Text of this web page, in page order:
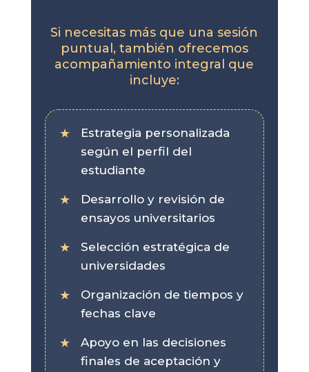
Si necesitas más que una sesión
puntual, también ofrecemos
acompañamiento integral que
incluye:
Estrategia personalizada
según el perfil del
estudiante
Desarrollo y revisión de
ensayos universitarios
Selección estratégica de
universidades
Organización de tiempos y
fechas clave
Apoyo en las decisiones
finales de aceptación y